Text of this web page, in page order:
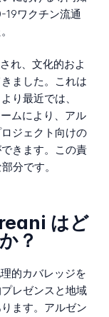
19ワクチン流通
れ、文化的およ
ました。これは
り最近では、
ムにより、アル
ジェクト向けの
きます。この責
分です。
はど
？
的カバレッジを
レゼンスと地域
ます。アルゼン